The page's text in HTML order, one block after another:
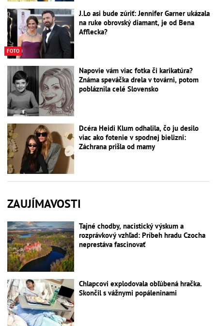
FOTO
J.Lo asi bude zúriť: Jennifer Garner ukázala
na ruke obrovský diamant, je od Bena
Afflecka?
Napovie vám viac fotka či karikatúra?
Známa speváčka drela v továrni, potom
pobláznila celé Slovensko
Dcéra Heidi Klum odhalila, čo ju desilo
viac ako fotenie v spodnej bielizni:
Záchrana prišla od mamy
ZAUJÍMAVOSTI
Tajné chodby, nacistický výskum a
rozprávkový vzhľad: Príbeh hradu Czocha
neprestáva fascinovať
Chlapcovi explodovala obľúbená hračka.
Skončil s vážnymi popáleninami